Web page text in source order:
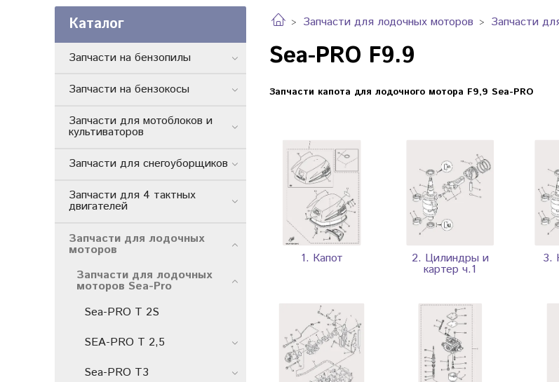
Запчасти для лодочных моторов Запчасти
Sea-PRO F9.9
Запчасти капота для лодочного мотора F9,9 Sea-PRO
1. Капот 2. Цилиндры и
картер ч.1
3.
Каталог
Запчасти на бензопилы
Запчасти на бензокосы
Запчасти для мотоблоков и
культиваторов
Запчасти для снегоуборщиков
Запчасти для 4 тактных
двигателей
Запчасти для лодочных
моторов
Запчасти для лодочных
моторов Sea-Pro
Sea-PRO Т 2S
SEA-PRO Т 2,5
Sea-PRO T3